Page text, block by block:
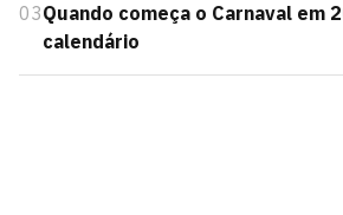
03Quando começa o Carnaval em
calendário